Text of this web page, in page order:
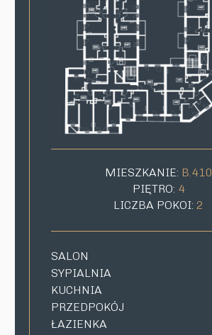
MIESZKANIE: B.410
PIĘTRO: 4
LICZBA POKOI: 2
SALON
SYPIALNIA
KUCHNIA
PRZEDPOKÓJ
ŁAZIENKA